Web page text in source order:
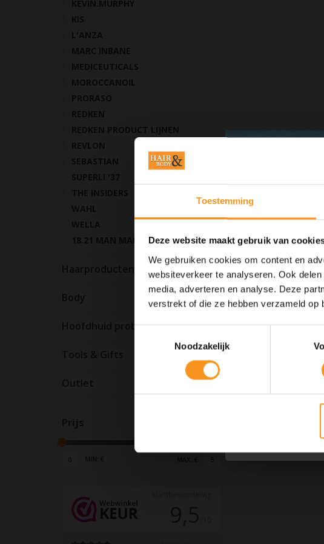
Toestemming
Deze website maakt gebruik van
We gebruiken cookies om content en
websiteverkeer te analyseren. Ook
media, adverteren en analyse. Deze
verstrekt of die ze hebben verzameld
Noodzakelijk
REDKEN PRODUCT LIJNEN
REVLON
SEBASTIAN
SUPERLI '37
Hoofdhuid problemen
0
Geniet